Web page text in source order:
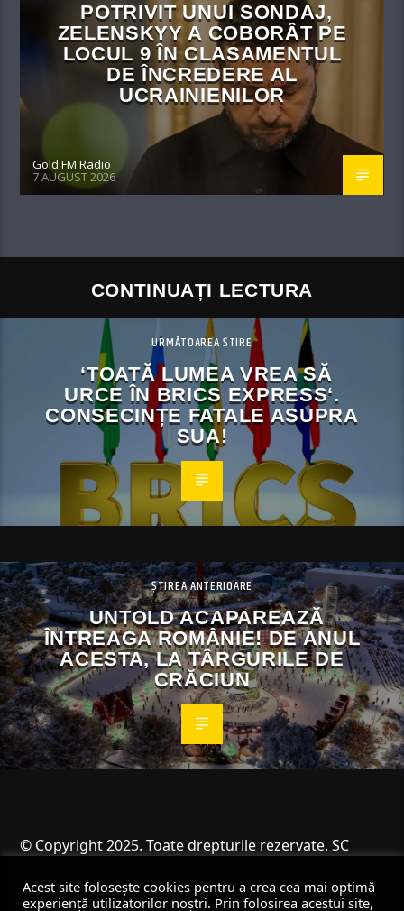
POTRIVIT UNUI SONDAJ,
ZELENSKYY A COBORÂT PE
LOCUL 9 ÎN CLASAMENTUL
DE ÎNCREDERE AL
UCRAINIENILOR
Gold FM Radio
7 AUGUST 2026
CONTINUAȚI LECTURA
URMĂTOAREA ȘTIRE
‘TOATĂ LUMEA VREA SĂ
URCE ÎN BRICS EXPRESS‘.
CONSECINȚE FATALE ASUPRA
SUA!
ȘTIREA ANTERIOARE
UNTOLD ACAPAREAZĂ
ÎNTREAGA ROMÂNIE! DE ANUL
ACESTA, LA TÂRGURILE DE
CRĂCIUN
© Copyright 2025. Toate drepturile rezervate. SC
Acest site folosește cookies pentru a crea cea mai optimă
experiență utilizatorilor noștri. Prin folosirea acestui site,